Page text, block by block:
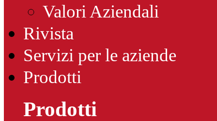
Valori Aziendali
Rivista
Servizi per le aziende
Prodotti
Prodotti